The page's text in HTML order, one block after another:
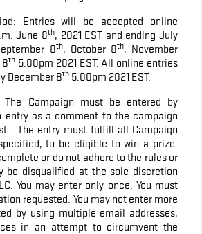
Entries will be accepted online
June 8th, 2021 EST and ending July
8th, October 8th, November
8th 5.00pm 2021 EST. All online entries
December 8th 5.00pm 2021 EST.
Campaign must be entered by
entry as a comment to the campaign
. The entry must fulfill all Campaign
to be eligible to win a prize.
or do not adhere to the rules or
be disqualified at the sole discretion
You may enter only once. You must
requested. You may not enter more
by using multiple email addresses,
in an attempt to circumvent the